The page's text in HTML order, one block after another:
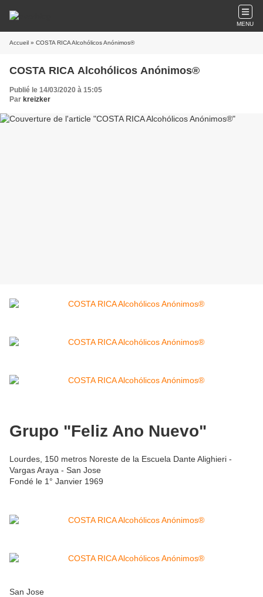
MENU
Accueil » COSTA RICA Alcohólicos Anónimos®
COSTA RICA Alcohólicos Anónimos®
Publié le 14/03/2020 à 15:05
Par kreizker
Grupo "Feliz Ano Nuevo"
Lourdes, 150 metros Noreste de la Escuela Dante Alighieri -
Vargas Araya - San Jose
Fondé le 1° Janvier 1969
San Jose